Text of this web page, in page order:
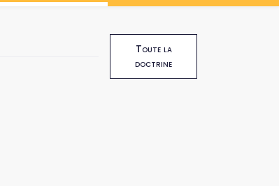
Toute la
doctrine